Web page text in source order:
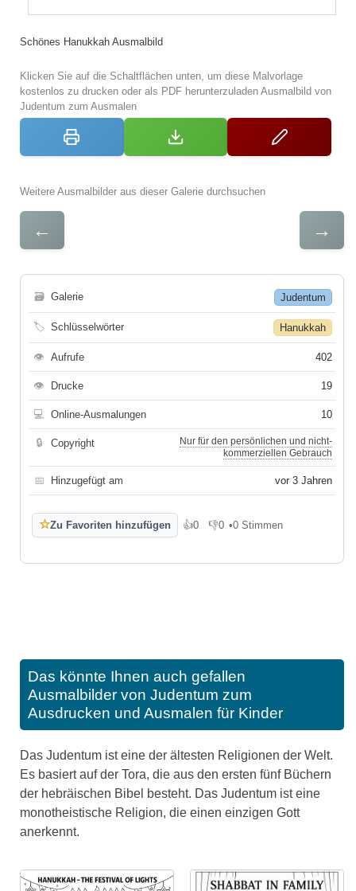
Schönes Hanukkah Ausmalbild
Klicken Sie auf die Schaltflächen unten, um diese Malvorlage
kostenlos zu drucken oder als PDF herunterzuladen Ausmalbild von
Judentum zum Ausmalen
Weitere Ausmalbilder aus dieser Galerie durchsuchen
← →
🗃 Galerie Judentum
🏷 Schlüsselwörter Hanukkah
👁 Aufrufe 402
👁 Drucke 19
💻 Online-Ausmalungen 10
🔒 Copyright
Nur für den persönlichen und nicht-
kommerziellen Gebrauch
📅 Hinzugefügt am vor 3 Jahren
☆Zu Favoriten hinzufügen 👍0
Gefällt mir
👎0
Gefällt mir nicht
•0 Stimmen
Das könnte Ihnen auch gefallen
Ausmalbilder von Judentum zum
Ausdrucken und Ausmalen für Kinder
Das Judentum ist eine der ältesten Religionen der Welt.
Es basiert auf der Tora, die aus den ersten fünf Büchern
der hebräischen Bibel besteht. Das Judentum ist eine
monotheistische Religion, die einen einzigen Gott
anerkennt.